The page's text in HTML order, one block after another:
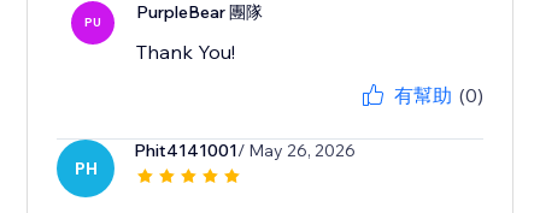
PU PurpleBear 團隊
Thank You!
有幫助 (0)
PH
Phit4141001/ May 26, 2026